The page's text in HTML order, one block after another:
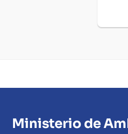
Ministerio de